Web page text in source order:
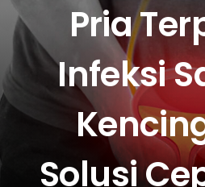
HUBUNGI
Pria
Infeksi
Solusi